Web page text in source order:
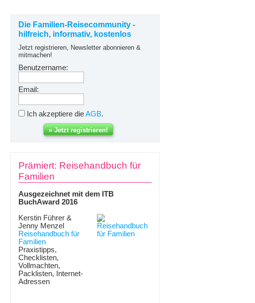
Die Familien-Reisecommunity -
hilfreich, informativ, kostenlos
Jetzt registrieren, Newsletter abonnieren &
mitmachen!
Benutzername:
Email:
Ich akzeptiere dieAGB.
Prämiert: Reisehandbuch für
Familien
Ausgezeichnet mit dem ITB
BuchAward 2016
Kerstin Führer &
Jenny Menzel
Reisehandbuch für
Familien
Praxistipps,
Checklisten,
Vollmachten,
Packlisten, Internet-
Adressen